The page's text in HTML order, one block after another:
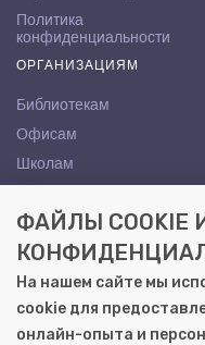
Политика
конфиденциальности
ОРГАНИЗАЦИЯМ
Библиотекам
Офисам
Школам
КОНТАКТЫ
Саратов, ул. Осипова,
+7 (8452) 72-65-65
gemera@moya-kniga.ru
ФАЙЛЫ COOKIE
На нашем сайте мы
cookie для
онлайн-опыта и